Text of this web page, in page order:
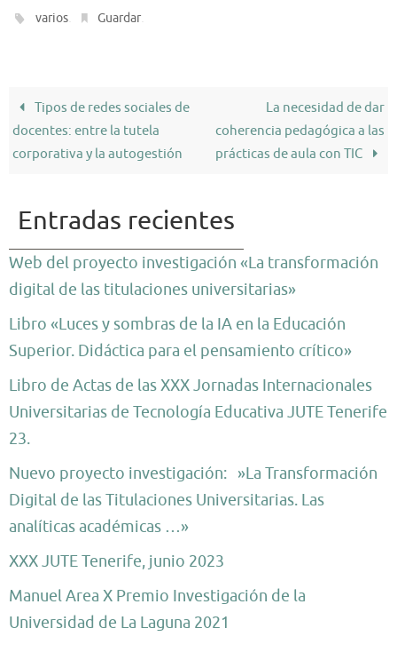
varios Guardar
Tipos de redes sociales de
docentes: entre la tutela
corporativa y la autogestión
La necesidad de dar
coherencia pedagógica a las
prácticas de aula con TIC
Entradas recientes
Web del proyecto investigación «La transformación
digital de las titulaciones universitarias»
Libro «Luces y sombras de la IA en la Educación
Superior. Didáctica para el pensamiento crítico»
Libro de Actas de las XXX Jornadas Internacionales
Universitarias de Tecnología Educativa JUTE Tenerife
23.
Nuevo proyecto investigación: »La Transformación
Digital de las Titulaciones Universitarias. Las
analíticas académicas …»
XXX JUTE Tenerife, junio 2023
Manuel Area X Premio Investigación de la
Universidad de La Laguna 2021